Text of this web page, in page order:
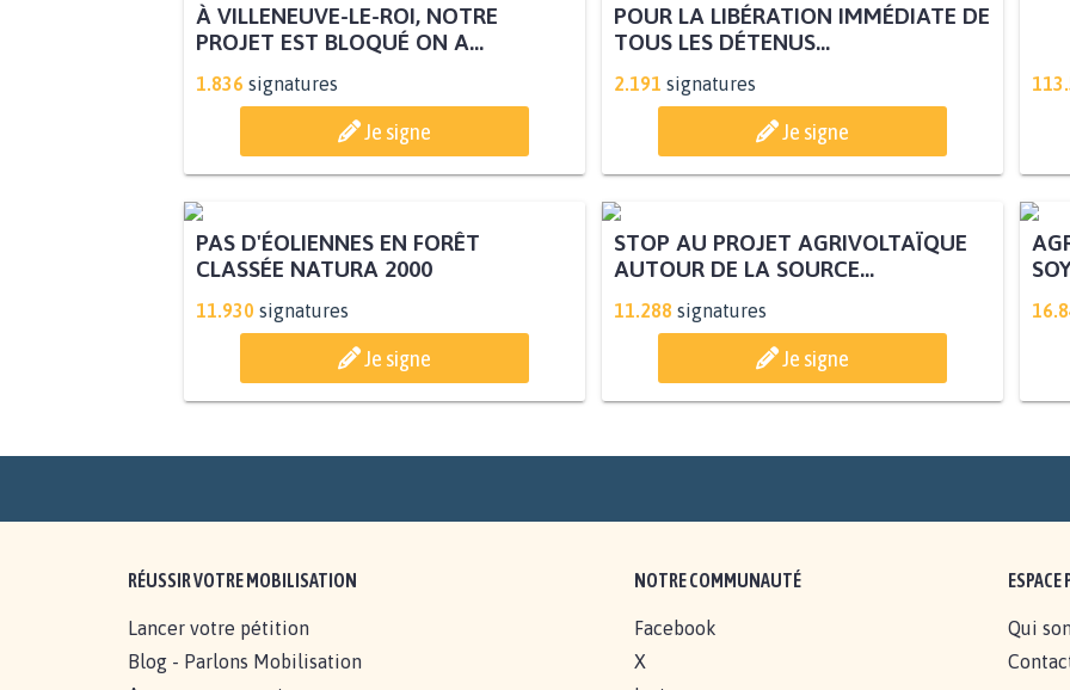
À VILLENEUVE-LE-ROI, NOTRE
PROJET EST BLOQUÉ ON A...
1.836 signatures
Je signe
POUR LA LIBÉRATION IMMÉDIATE DE
TOUS LES DÉTENUS...
2.191 signatures
Je signe
PAS D'ÉOLIENNES EN FORÊT
STOP AU PROJET AGRIVOLTAÏQUE
Je signe